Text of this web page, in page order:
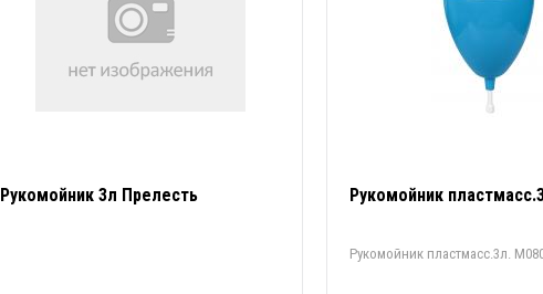
Рукомойник 3л Прелесть Рукомойник
Рукомойник пластмасс.3л.